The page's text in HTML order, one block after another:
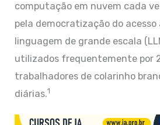
computação em nuvem cada
pela democratização do acesso
linguagem de grande escala
utilizados frequentemente por
trabalhadores de colarinho
diárias.1